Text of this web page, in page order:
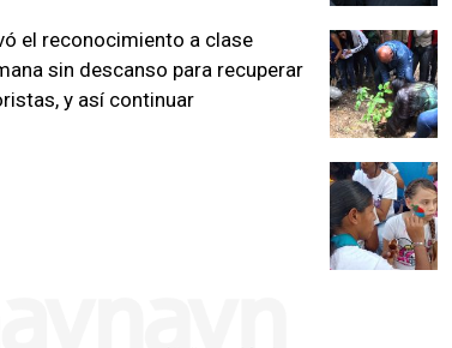
el reconocimiento a clase
sin descanso para recuperar
y así continuar